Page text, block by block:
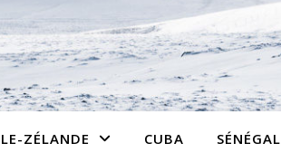
ZÉLANDE CUBA SÉNÉGAL